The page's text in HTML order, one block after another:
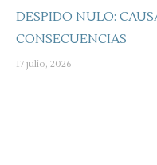
DESPIDO NULO:
CONSECUENCIAS
17 julio, 2026